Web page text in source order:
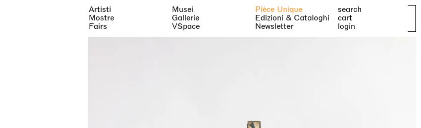
Artisti
Mostre
Fairs
Musei
Gallerie
VSpace
Pièce Unique
Edizioni & Cataloghi
Newsletter
search
cart
login